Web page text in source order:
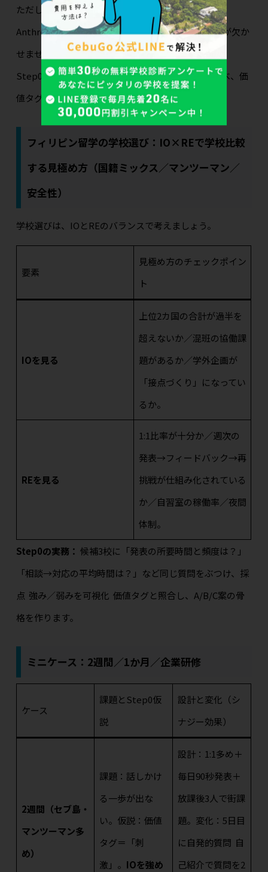
ただし数字は地図。実際の行動へ移すには、
Anthropology（文脈理解）とField（現地データ）が欠か
せません。
Step0では、この数字を“ものさし”として候補を並べ、価
値タグと照らし合わせて初期仮説を作ります。
フィリピン留学の学校選び：IO×REで学校比較
する見極め方（国籍ミックス／マンツーマン／
安全性）
学校選びは、IOとREのバランスで考えましょう。
要素
見極め方のチェックポイン
ト
IOを見る
上位2カ国の合計が過半を
超えないか／混班の協働課
題があるか／学外企画が
「接点づくり」になってい
るか。
REを見る
1:1比率が十分か／週次の
発表→フィードバック→再
挑戦が仕組み化されている
か／自習室の稼働率／夜間
体制。
Step0の実務： 候補3校に「発表の所要時間と頻度は？」
「相談→対応の平均時間は？」など同じ質問をぶつけ、採
点 強み／弱みを可視化 価値タグと照合し、A/B/C案の骨
格を作ります。
ミニケース：2週間／1か月／企業研修
ケース
課題とStep0仮
説
設計と変化（シ
ナジー効果）
2週間（セブ島・
マンツーマン多
め）
課題：話しかけ
る一歩が出な
い。仮説：価値
タグ＝「刺
激」。 IOを強め
設計：1:1多め＋
毎日90秒発表＋
放課後3人で街課
題。変化：5日目
に自発的質問 自
己紹介で質問を2